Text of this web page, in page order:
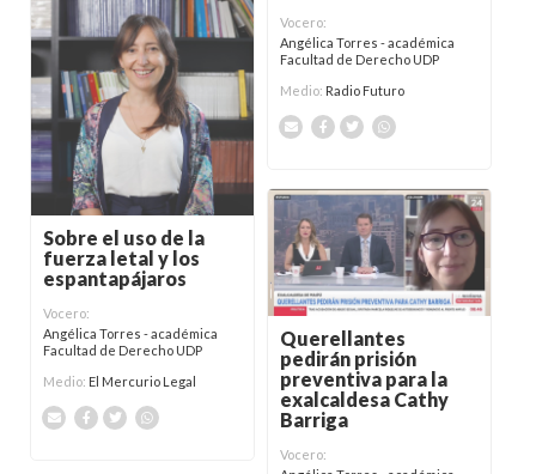
Vocero:
Angélica Torres - académica
Facultad de Derecho UDP
Medio: Radio Futuro
Sobre el uso de la
fuerza letal y los
espantapájaros
Vocero:
Angélica Torres - académica
Facultad de Derecho UDP
Medio: El Mercurio Legal
Querellantes
pedirán prisión
preventiva para la
exalcaldesa Cathy
Barriga
Vocero: